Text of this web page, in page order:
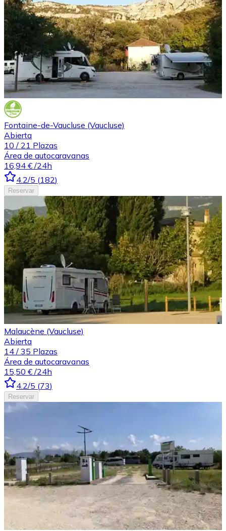
Fontaine-de-Vaucluse (Vaucluse)
Abierta
10 / 21 Plazas
Área de autocaravanas
16,94 € /24h
4.2/5 (182)
Reservar
Malaucène (Vaucluse)
Abierta
14 / 35 Plazas
Área de autocaravanas
15,50 € /24h
4.2/5 (73)
Reservar